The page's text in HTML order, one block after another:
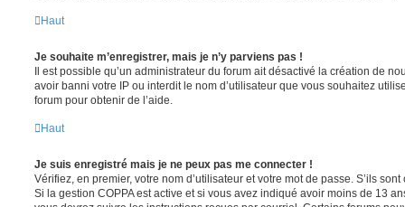
Haut
Je souhaite m’enregistrer, mais je n’y parviens pas !
Il est possible qu’un administrateur du forum ait désactivé la création de
avoir banni votre IP ou interdit le nom d’utilisateur que vous souhaitez
forum pour obtenir de l’aide.
Haut
Je suis enregistré mais je ne peux pas me connecter !
Vérifiez, en premier, votre nom d’utilisateur et votre mot de passe. S’ils
Si la gestion COPPA est active et si vous avez indiqué avoir moins de 13